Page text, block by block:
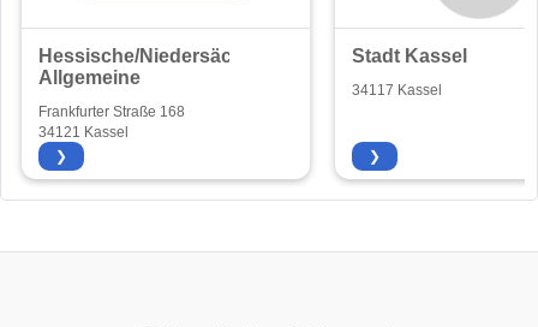
Hessische/Niedersächsische
Allgemeine
Frankfurter Straße 168
34121 Kassel
❯
Stadt Kassel
34117 Kassel
❯